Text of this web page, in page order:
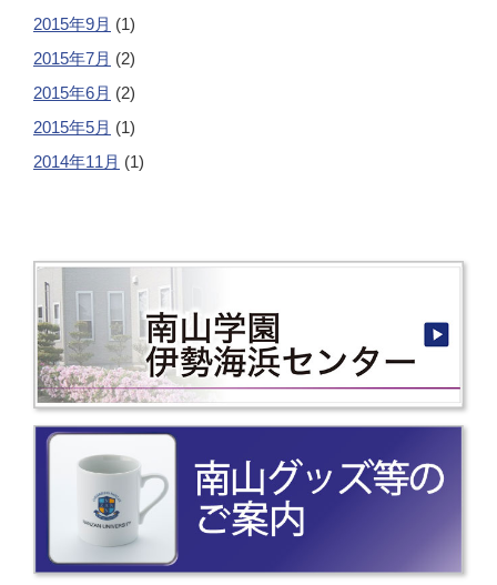
2015年9月 (1)
2015年7月 (2)
2015年6月 (2)
2015年5月 (1)
2014年11月 (1)